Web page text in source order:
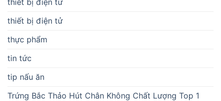
thiết bị điện tử
thiết bị điện tử
thực phẩm
tin tức
tip nấu ăn
Trứng Bắc Thảo Hút Chân Không Chất Lượng Top 1